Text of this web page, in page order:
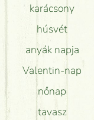
karácsony
húsvét
anyák napja
Valentin-nap
nőnap
tavasz